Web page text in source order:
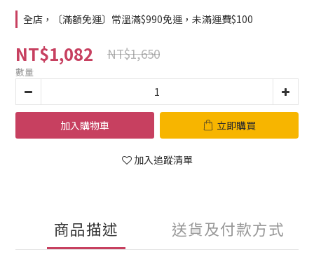
全店，〔滿額免運〕常溫滿$990免運，未滿運費$100
NT$1,082 NT$1,650
數量
加入購物車 立即購買
加入追蹤清單
商品描述 送貨及付款方式